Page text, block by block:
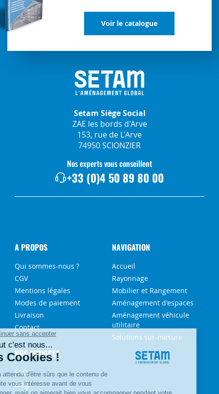
Voir le catalogue
Setam Siège Social
ZAE les bords d'Arve
153, rue de L'Arve
74950 SCIONZIER
Nos experts vous conseillent
+33 (0)4 50 89 80 00
A PROPOS
Qui sommes-nous ?
CGV
Mentions légales
Modes de paiement
Livraison
Contact
NAVIGATION
Accueil
Rayonnage
Mobilier et Rangement
Aménagement d'espaces
Aménagement véhicule
utilitaire
Solutions sur-mesure
NOS SERVICES
FAQ
Blog